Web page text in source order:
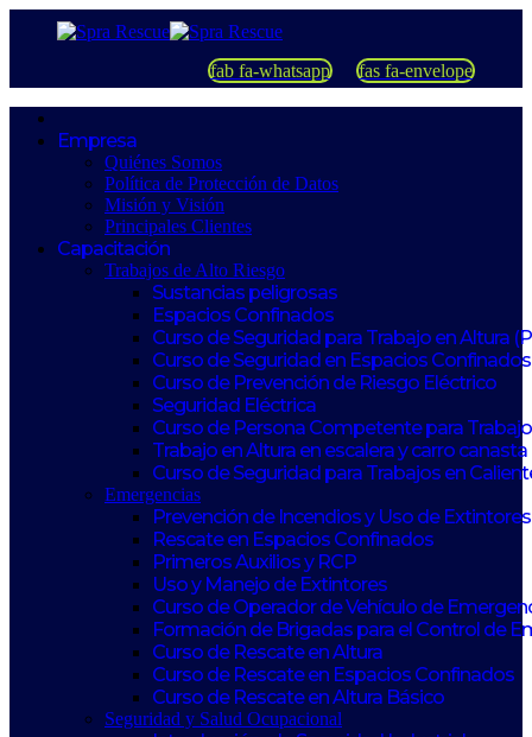
fab fa-whatsapp fas fa-envelope
Empresa
Quiénes Somos
Política de Protección de Datos
Misión y Visión
Principales Clientes
Capacitación
Trabajos de Alto Riesgo
Sustancias peligrosas
Espacios Confinados
Curso de Seguridad para Trabajo en Altura
Curso de Seguridad en Espacios
Curso de Prevención de Riesgo Eléctrico
Seguridad Eléctrica
Curso de Persona Competente para
Trabajo en Altura en escalera y carro canasta
Curso de Seguridad para Trabajos en
Emergencias
Prevención de Incendios y Uso de Extintores
Rescate en Espacios Confinados
Primeros Auxilios y RCP
Uso y Manejo de Extintores
Curso de Operador de Vehículo de
Formación de Brigadas para el Control de
Curso de Rescate en Altura
Curso de Rescate en Espacios Confinados
Curso de Rescate en Altura Básico
Seguridad y Salud Ocupacional